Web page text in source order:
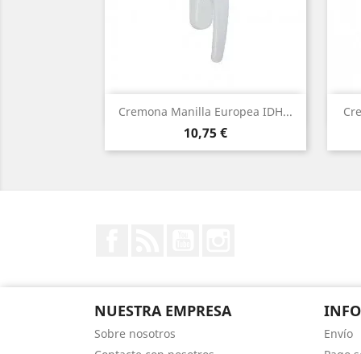
Cremona Manilla Europea IDH...
Precio
10,75 €
Vista rápida
NUESTRA EMPRESA
Sobre nosotros
Envío